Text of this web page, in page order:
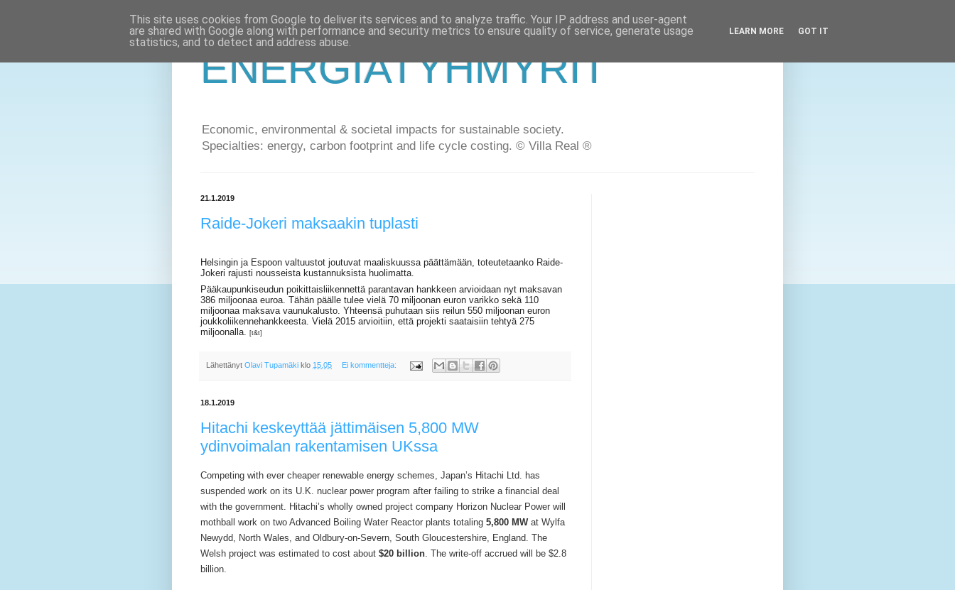
ENERGIATYHMYRIT
Economic, environmental & societal impacts for sustainable society.
Specialties: energy, carbon footprint and life cycle costing. © Villa Real ®
21.1.2019
Raide-Jokeri maksaakin tuplasti
Helsingin ja Espoon valtuustot joutuvat maaliskuussa päättämään, toteutetaanko Raide-
Jokeri rajusti nousseista kustannuksista huolimatta.
Pääkaupunkiseudun poikittaisliikennettä parantavan hankkeen arvioidaan nyt maksavan
386 miljoonaa euroa. Tähän päälle tulee vielä 70 miljoonan euron varikko sekä 110
miljoonaa maksava vaunukalusto. Yhteensä puhutaan siis reilun 550 miljoonan euron
joukkoliikennehankkeesta. Vielä 2015 arvioitiin, että projekti saataisiin tehtyä 275
miljoonalla. [t&t]
Lähettänyt Olavi Tupamäki klo 15.05 Ei kommentteja:
18.1.2019
Hitachi keskeyttää jättimäisen 5,800 MW
ydinvoimalan rakentamisen UKssa
Competing with ever cheaper renewable energy schemes, Japan’s Hitachi Ltd. has
suspended work on its U.K. nuclear power program after failing to strike a financial deal
with the government. Hitachi’s wholly owned project company Horizon Nuclear Power will
mothball work on two Advanced Boiling Water Reactor plants totaling 5,800 MWat Wylfa
Newydd, North Wales, and Oldbury-on-Severn, South Gloucestershire, England. The
Welsh project was estimated to cost about $20 billion. The write-off accrued will be $2.8
billion.
This site uses cookies from Google to deliver its services and to analyze traffic. Your IP address and user-agent
are shared with Google along with performance and security metrics to ensure quality of service, generate usage
statistics, and to detect and address abuse.
LEARN MORE GOT IT